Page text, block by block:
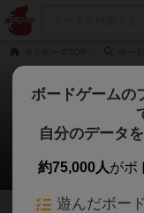
6 4
ボードゲームの
自分のデータ
約75,000人がボ
遊んだボー